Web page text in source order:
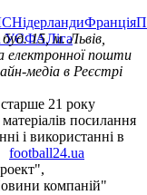
НідерландиФранція
УЄФАЛіга
15, м. Львів,
електронної пошти
медіа в Реєстрі
старше 21 року
посилання
і використанні в
football24.ua
компаній"